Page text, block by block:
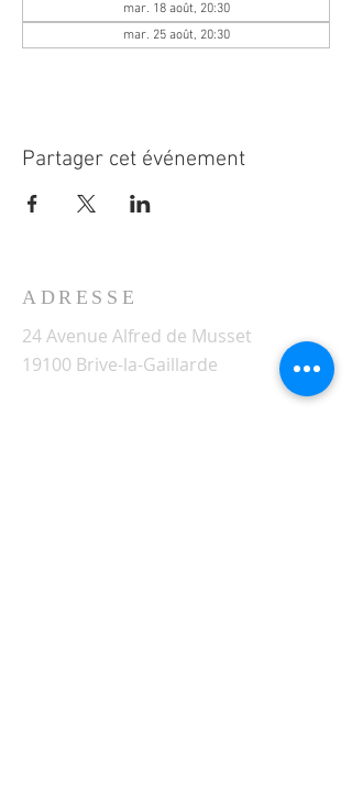
mar. 18 août, 20:30
mar. 25 août, 20:30
Partager cet événement
ADRESSE
24 Avenue Alfred de Musset
19100 Brive-la-Gaillarde